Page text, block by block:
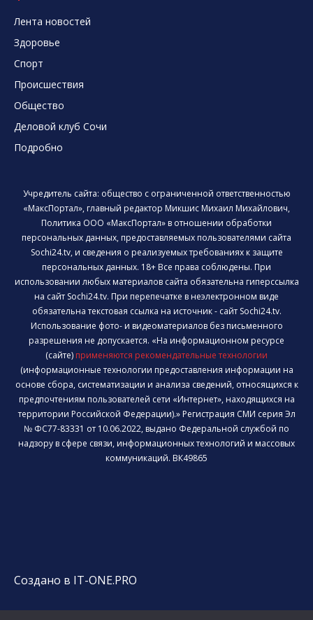
Лента новостей
Здоровье
Спорт
Происшествия
Общество
Деловой клуб Сочи
Подробно
Учредитель сайта: общество с ограниченной ответственностью
«МаксПортал», главный редактор Микшис Михаил Михайлович,
Политика ООО «МаксПортал» в отношении обработки
персональных данных, предоставляемых пользователями сайта
Sochi24.tv, и сведения о реализуемых требованиях к защите
персональных данных. 18+ Все права соблюдены. При
использовании любых материалов сайта обязательна гиперссылка
на сайт Sochi24.tv. При перепечатке в неэлектронном виде
обязательна текстовая ссылка на источник - сайт Sochi24.tv.
Использование фото- и видеоматериалов без письменного
разрешения не допускается. «На информационном ресурсе
(сайте) применяются рекомендательные технологии
(информационные технологии предоставления информации на
основе сбора, систематизации и анализа сведений, относящихся к
предпочтениям пользователей сети «Интернет», находящихся на
территории Российской Федерации).» Регистрация СМИ серия Эл
№ ФС77-83331 от 10.06.2022, выдано Федеральной службой по
надзору в сфере связи, информационных технологий и массовых
коммуникаций. ВК49865
Создано в IT-ONE.PRO